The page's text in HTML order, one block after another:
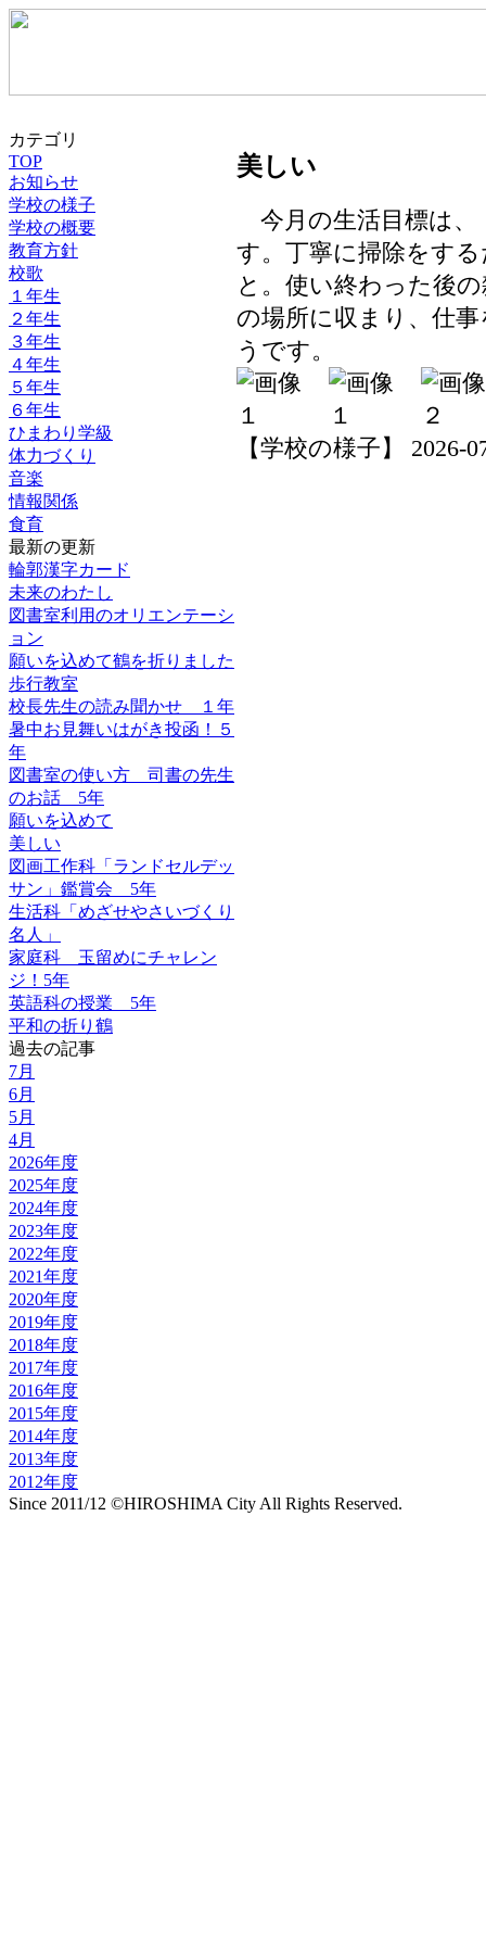
カテゴリ
TOP
お知らせ
学校の様子
学校の概要
教育方針
校歌
１年生
２年生
３年生
４年生
５年生
６年生
ひまわり学級
体力づくり
音楽
情報関係
食育
最新の更新
輪郭漢字カード
未来のわたし
図書室利用のオリエンテーシ
ョン
願いを込めて鶴を折りました
歩行教室
校長先生の読み聞かせ １年
暑中お見舞いはがき投函！５
年
図書室の使い方 司書の先生
のお話 5年
願いを込めて
美しい
図画工作科「ランドセルデッ
サン」鑑賞会 5年
生活科「めざせやさいづくり
名人」
家庭科 玉留めにチャレン
ジ！5年
英語科の授業 5年
平和の折り鶴
過去の記事
7月
6月
5月
4月
2026年度
2025年度
2024年度
2023年度
2022年度
2021年度
2020年度
2019年度
2018年度
2017年度
2016年度
2015年度
2014年度
2013年度
2012年度
美しい
今月の生活目標は、
す。丁寧に掃除をす
と。使い終わった後
の場所に収まり、仕
うです。
【学校の様子】 2026-
Since 2011/12 ©HIROSHIMA City All Rights Reserved.